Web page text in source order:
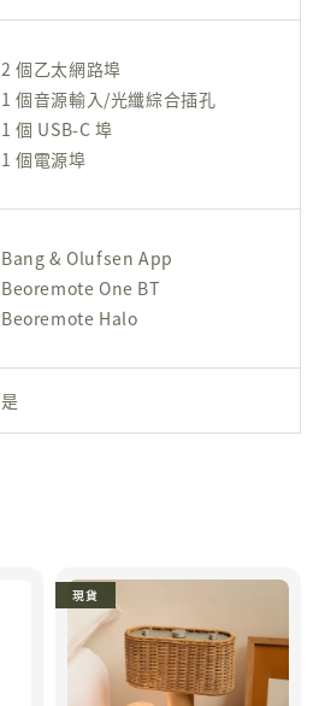
2 個乙太網路埠
1 個音源輸入/光纖綜合插孔
1 個 USB-C 埠
1 個電源埠
Bang & Olufsen App
Beoremote One BT
Beoremote Halo
是
現貨